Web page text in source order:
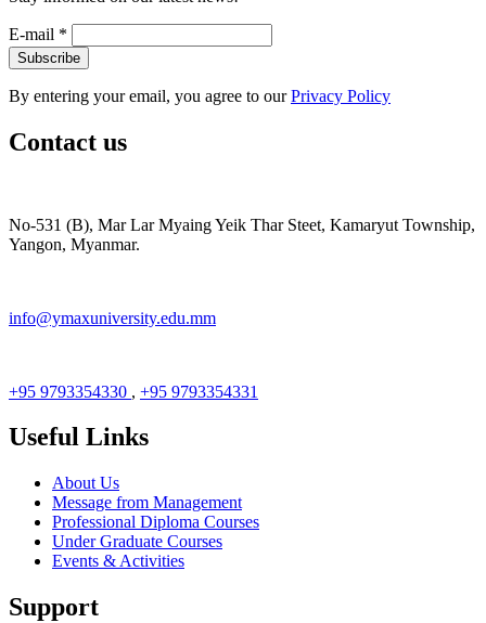
E-mail *
By entering your email, you agree to ourPrivacy Policy
Contact us
No-531 (B), Mar Lar Myaing Yeik Thar Steet, Kamaryut Township,
Yangon, Myanmar.
info@ymaxuniversity.edu.mm
+95 9793354330 , +95 9793354331
Useful Links
About Us
Message from Management
Professional Diploma Courses
Under Graduate Courses
Events & Activities
Support